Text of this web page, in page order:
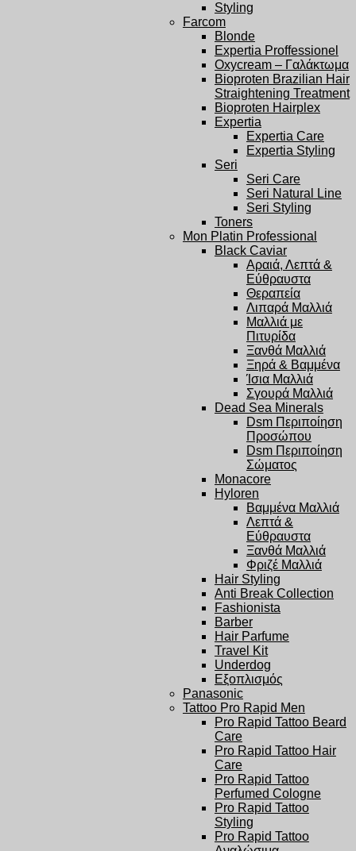
Styling
Farcom
Blonde
Expertia Proffessionel
Oxycream – Γαλάκτωμα
Bioproten Brazilian Hair
Straightening Treatment
Bioproten Hairplex
Expertia
Expertia Care
Expertia Styling
Seri
Seri Care
Seri Natural Line
Seri Styling
Toners
Mon Platin Professional
Black Caviar
Αραιά, Λεπτά &
Εύθραυστα
Θεραπεία
Λιπαρά Μαλλιά
Μαλλιά με
Πιτυρίδα
Ξανθά Μαλλιά
Ξηρά & Βαμμένα
Ίσια Μαλλιά
Σγουρά Μαλλιά
Dead Sea Minerals
Dsm Περιποίηση
Προσώπου
Dsm Περιποίηση
Σώματος
Monacore
Hyloren
Βαμμένα Μαλλιά
Λεπτά &
Εύθραυστα
Ξανθά Μαλλιά
Φριζέ Μαλλιά
Hair Styling
Anti Break Collection
Fashionista
Barber
Hair Parfume
Travel Kit
Underdog
Εξοπλισμός
Panasonic
Tattoo Pro Rapid Men
Pro Rapid Tattoo Beard
Care
Pro Rapid Tattoo Hair
Care
Pro Rapid Tattoo
Perfumed Cologne
Pro Rapid Tattoo
Styling
Pro Rapid Tattoo